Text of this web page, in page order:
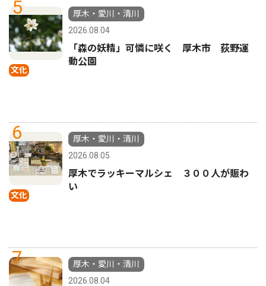
5
文化
厚木・愛川・清川
2026.08.04
「森の妖精」可憐に咲く 厚木市 荻野運
動公園
6
文化
厚木・愛川・清川
2026.08.05
厚木でラッキーマルシェ ３００人が賑わ
い
7
厚木・愛川・清川
2026.08.04